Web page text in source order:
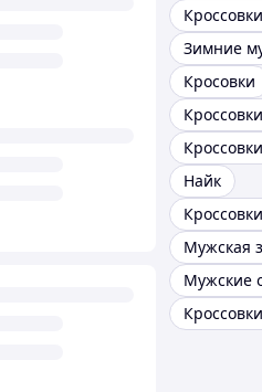
Кросовки
Найк
Мужская